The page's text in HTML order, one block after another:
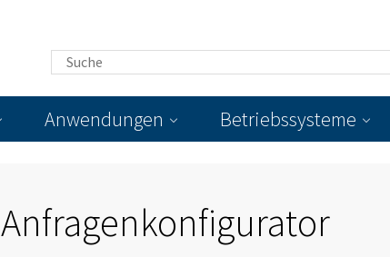
Anwendungen Betriebssysteme
Anfragenkonfigurator